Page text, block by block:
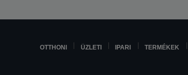
OTTHONI ÜZLETI IPARI TERMÉKEK